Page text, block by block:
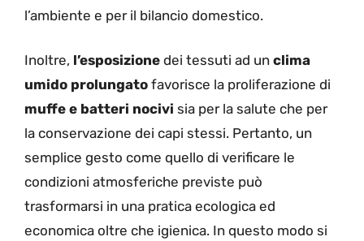
l’ambiente e per il bilancio domestico.
Inoltre, l’esposizione dei tessuti ad un clima
umido prolungato favorisce la proliferazione di
muffe e batteri nocivi sia per la salute che per
la conservazione dei capi stessi. Pertanto, un
semplice gesto come quello di verificare le
condizioni atmosferiche previste può
trasformarsi in una pratica ecologica ed
economica oltre che igienica. In questo modo si